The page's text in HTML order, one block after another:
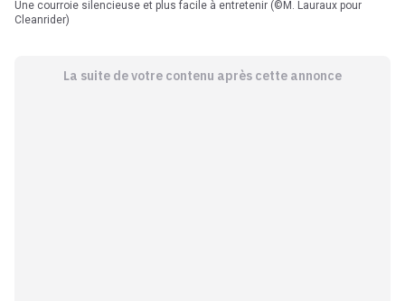
Une courroie silencieuse et plus facile à entretenir (©M. Lauraux pour
Cleanrider)
La suite de votre contenu après cette annonce